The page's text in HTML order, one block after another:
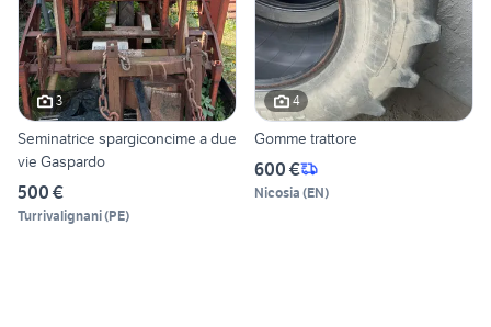
3
Seminatrice spargiconcime a due
vie Gaspardo
500 €
Turrivalignani(PE)
4
Gomme trattore
600 €
Nicosia (EN)